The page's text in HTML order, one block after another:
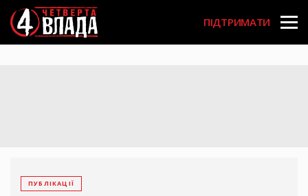
Перейти
до
основного
вмісту
User
account
ПІДТРИМАТИ
ПУБЛІКАЦІЇ